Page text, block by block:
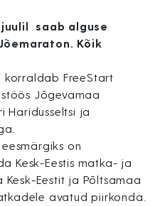
saab alguse
Kõik
korraldab FreeStart
Jõgevamaa
Haridusseltsi ja
on
Kesk-Eestis matka- ja
Eestit ja Põltsamaa
avatud piirkonda.